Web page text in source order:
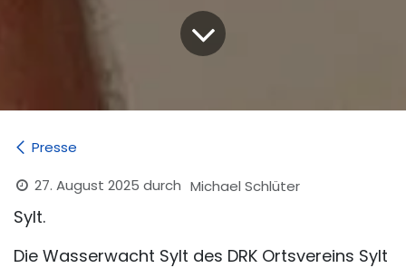
Presse
27. August 2025 durch Michael Schlüter
Sylt.
Die Wasserwacht Sylt des DRK Ortsvereins Sylt